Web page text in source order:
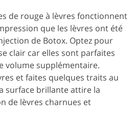
de rouge à lèvres fonctionnent
que les lèvres ont été
de Botox. Optez pour
clair car elles sont parfaites
volume supplémentaire.
et faites quelques traits au
surface brillante attire la
de lèvres charnues et